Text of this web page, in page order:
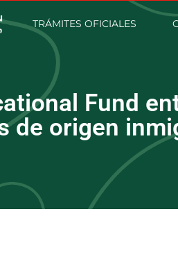
TRÁMITES OFICIALES
Fund
de origen